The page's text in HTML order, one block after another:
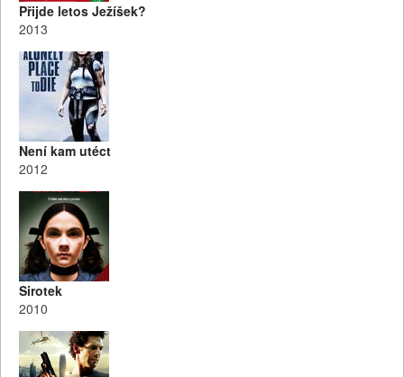
Přijde letos Ježíšek?
2013
Není kam utéct
2012
Sirotek
2010